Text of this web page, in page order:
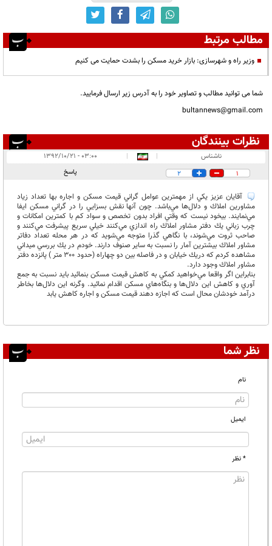
مطالب مرتبط
وزیر راه و شهرسازی: بازار خرید مسکن را بشدت حمایت می کنیم
شما می توانید مطالب و تصاویر خود را به آدرس زیر ارسال فرمایید.
bultannews@gmail.com
نظرات بینندگان
در انتظار بررسی:۱
ناشناس |
|
۰۳:۰۰ - ۱۳۹۲/۱۰/۲۱
1
2 پاسخ
آقايان عزيز يكي از مهمترين عوامل گراني قيمت مسكن و اجاره بها تعداد زياد
مشاورين املاك و دلال‌ها مي‌باشد. چون آنها نقش بسزايي را در گراني مسكن ايفا
مي‌نمايند. بيخود نيست كه وقتي افراد بدون تخصص و سواد كم با كمترين امكانات و
چرب زباني يك دفتر مشاور املاك راه اندازي مي‌كنند خيلي سريع پيشرفت مي‌كنند و
صاحب ثروت مي‌شوند، با نگاهي گذرا متوجه مي‌شويد كه در هر محله تعداد دفاتر
مشاور املاك بيشترين آمار را نسبت به ساير صنوف دارند. خودم در يك بررسي ميداني
مشاهده كردم كه دريك خيابان و در فاصله بين دو چهاراه (حدود 300 متر ) پانزده دفتر
مشاور املاك وجود دارد.
بنابراين اگر واقعا مي‌خواهيد كمكي به كاهش قيمت مسكن بنمائيد بايد نسبت به جمع
آوري و كاهش اين دلال‌ها و بنگاه‌هاي مسكن اقدام نمائيد. وگرنه اين دلال‌ها بخاطر
درآمد خودشان محال است كه اجازه دهند قيمت مسكن و اجاره كاهش يابد
نظر شما
نام
ایمیل
* نظر